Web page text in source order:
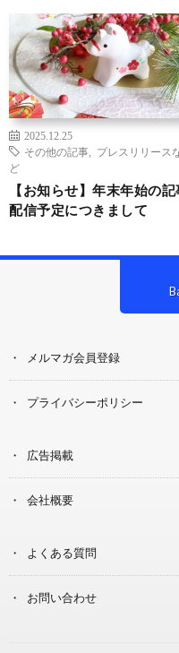
2025.12.25
その他の記事
プレスリリース
ど
【お知らせ】年末年始の記
配信予定につきまして
メルマガ会員登録
プライバシーポリシー
広告掲載
会社概要
よくある質問
お問い合わせ